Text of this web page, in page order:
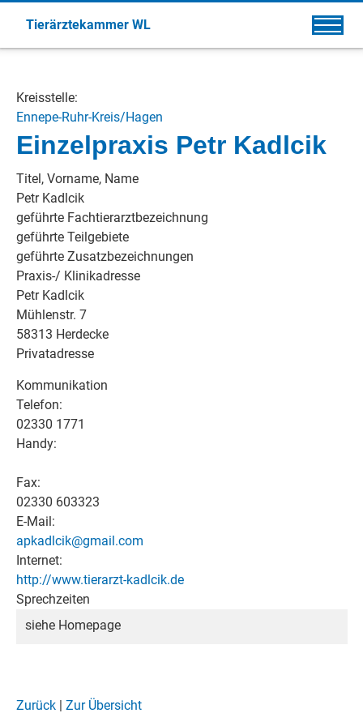
Tierärztekammer WL
Kreisstelle:
Ennepe-Ruhr-Kreis/Hagen
Einzelpraxis Petr Kadlcik
Titel, Vorname, Name
Petr Kadlcik
geführte Fachtierarztbezeichnung
geführte Teilgebiete
geführte Zusatzbezeichnungen
Praxis-/ Klinikadresse
Petr Kadlcik
Mühlenstr. 7
58313 Herdecke
Privatadresse
Kommunikation
Telefon:
02330 1771
Handy:
Fax:
02330 603323
E-Mail:
apkadlcik@gmail.com
Internet:
http://www.tierarzt-kadlcik.de
Sprechzeiten
siehe Homepage
Zurück | Zur Übersicht